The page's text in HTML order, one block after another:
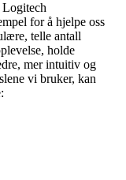
Logitech
for å hjelpe oss
telle antall
holde
mer intuitiv og
vi bruker, kan